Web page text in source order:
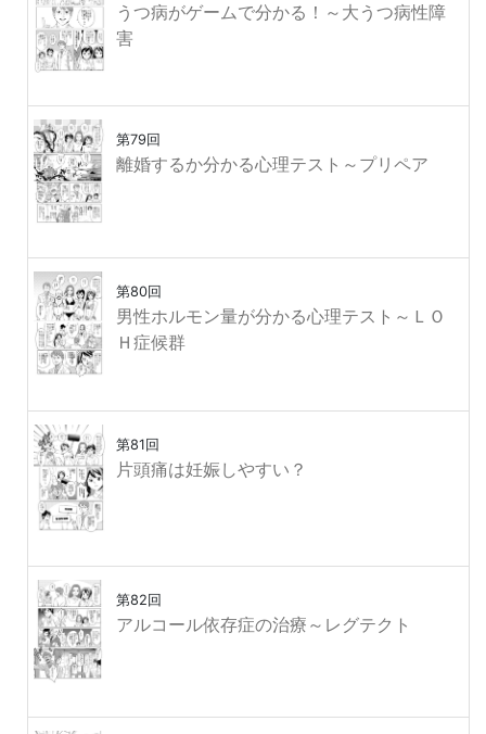
うつ病がゲームで分かる！～大うつ病性障
害
第79回
離婚するか分かる心理テスト～プリペア
第80回
男性ホルモン量が分かる心理テスト～ＬＯ
Ｈ症候群
第81回
片頭痛は妊娠しやすい？
第82回
アルコール依存症の治療～レグテクト